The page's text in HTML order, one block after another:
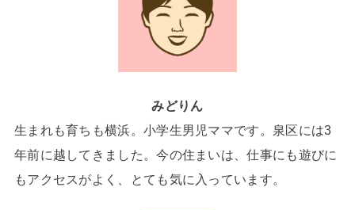
みどりん
生まれも育ちも横浜。小学生男児ママです。泉区には3
年前に越してきました。今の住まいは、仕事にも遊びに
もアクセスがよく、とても気に入っています。